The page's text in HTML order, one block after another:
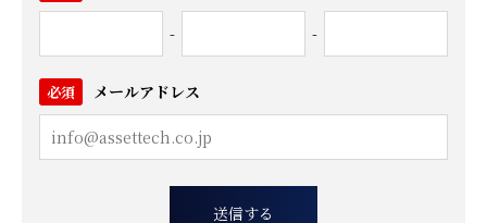
- -
必須 メールアドレス